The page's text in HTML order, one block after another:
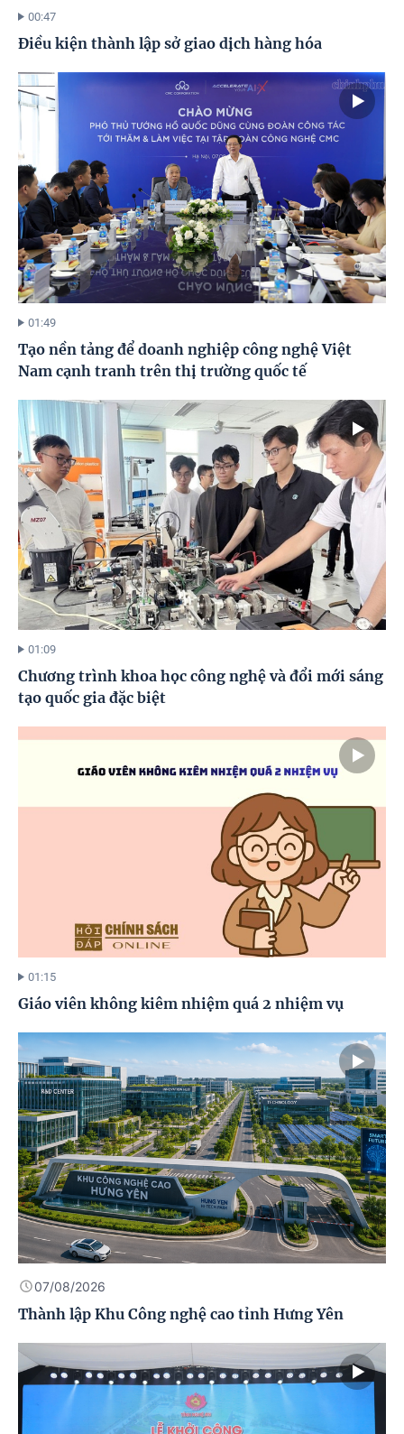
00:47
Điều kiện thành lập sở giao dịch hàng hóa
01:49
Tạo nền tảng để doanh nghiệp công nghệ Việt
Nam cạnh tranh trên thị trường quốc tế
01:09
Chương trình khoa học công nghệ và đổi mới sáng
tạo quốc gia đặc biệt
01:15
Giáo viên không kiêm nhiệm quá 2 nhiệm vụ
07/08/2026
Thành lập Khu Công nghệ cao tỉnh Hưng Yên